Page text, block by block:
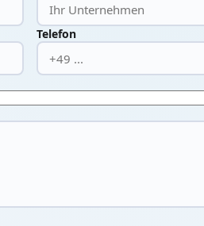
Telefon